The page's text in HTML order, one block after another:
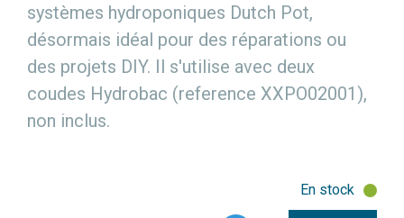
systèmes hydroponiques Dutch Pot,
désormais idéal pour des réparations ou
des projets DIY. Il s'utilise avec deux
coudes Hydrobac (reference XXPO02001),
non inclus.
En stock